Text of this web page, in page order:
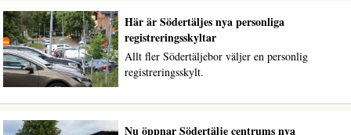
Här är Södertäljes nya personliga
registreringsskyltar
Allt fler Södertäljebor väljer en personlig
registreringsskylt.
Nu öppnar Södertälje centrums nya